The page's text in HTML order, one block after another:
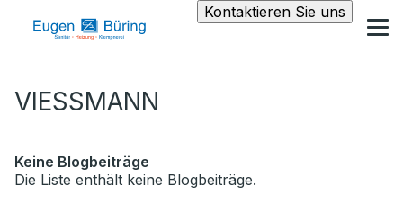
Kontaktieren Sie uns
VIESSMANN
Keine Blogbeiträge
Die Liste enthält keine Blogbeiträge.